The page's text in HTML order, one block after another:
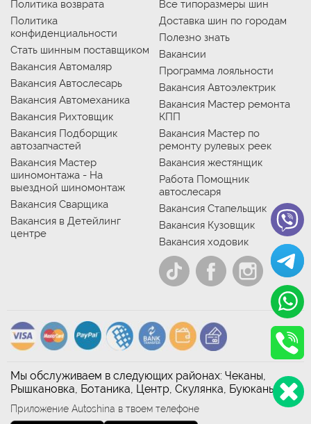
Политика возврата
Политика
конфиденциальности
Стать шинным поставщиком
Вакансия Автомаляр
Вакансия Автослесарь
Вакансия Автомеханика
Вакансия Рихтовщик
Вакансия Подборщик
автозапчастей
Вакансия Мастер
шиномонтажа - На
выездной шиномонтаж
Вакансия Сварщика
Вакансия в Детейлинг
центре
Все типоразмеры шин
Доставка шин по городам
Полезно знать
Вакансии
Программа лояльности
Вакансия Автоэлектрик
Вакансия Мастер ремонта
КПП
Вакансия Мастер по
ремонту рулевых реек
Вакансия жестянщик
Работа Помощник
автослесаря
Вакансия Стапельщик
Вакансия Кузовщик
Вакансия ходовик
Мы обслуживаем в следующих районах: Чеканы,
Рышкановка, Ботаника, Центр, Скулянка, Буюканы
Приложение Autoshina в твоем телефоне